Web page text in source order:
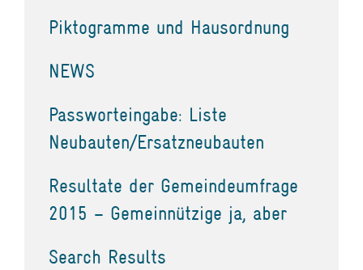
Piktogramme und Hausordnung
NEWS
Passworteingabe: Liste
Neubauten/Ersatzneubauten
Resultate der Gemeindeumfrage
2015 – Gemeinnützige ja, aber
Search Results